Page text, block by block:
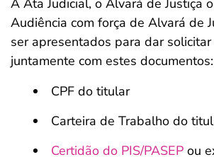
A Ata Judicial, o Alvará de Justiça
Audiência com força de Alvará de
ser apresentados para dar
juntamente com estes documentos:
CPF do titular
Carteira de Trabalho do
Certidão do PIS/PASEP ou